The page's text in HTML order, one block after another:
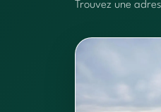
Trouvez une